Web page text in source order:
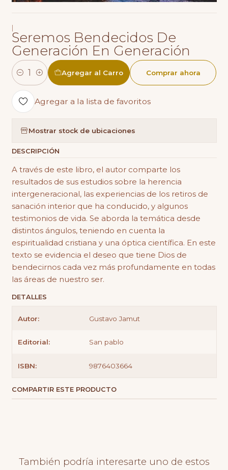
Seremos Bendecidos De
Generación En Generación
Cantidad
Agregar al Carro Comprar ahora
Agregar a la lista de favoritos
Mostrar stock de ubicaciones
DESCRIPCIÓN
A través de este libro, el autor comparte los
resultados de sus estudios sobre la herencia
intergeneracional, las experiencias de los retiros de
sanación interior que ha conducido, y algunos
testimonios de vida. Se aborda la temática desde
distintos ángulos, teniendo en cuenta la
espiritualidad cristiana y una óptica científica. En este
texto se evidencia el deseo que tiene Dios de
bendecirnos cada vez más profundamente en todas
las áreas de nuestro ser.
DETALLES
Autor: Gustavo Jamut
Editorial: San pablo
ISBN: 9876403664
COMPARTIR ESTE PRODUCTO
También podría interesarte uno de estos